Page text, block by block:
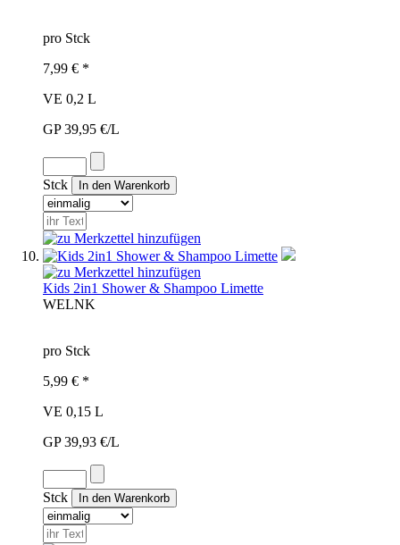
pro Stck
7,99 € *
VE 0,2 L
GP 39,95 €/L
Stck
Kids 2in1 Shower & Shampoo Limette
WELNK
pro Stck
5,99 € *
VE 0,15 L
GP 39,93 €/L
Stck